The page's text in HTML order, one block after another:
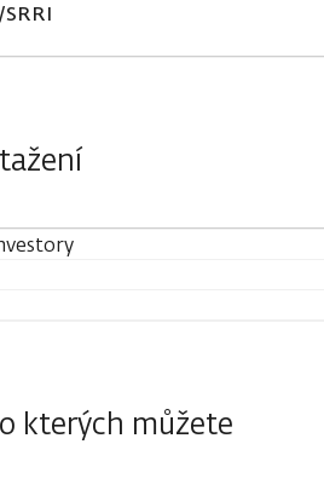
kterých můžete